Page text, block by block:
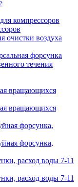
компрессоров
очистки воздуха
форсунка
течения
вращающихся
вращающихся
форсунка,
форсунка,
расход воды 7-11
расход воды 7-11